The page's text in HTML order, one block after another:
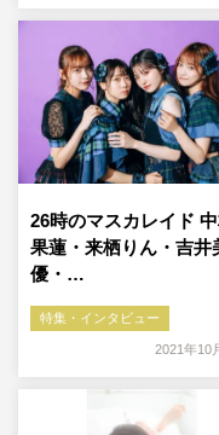
26時のマスカレイド
果蓮・来栖りん・吉井
優・…
特集・インタビュー
2021年10